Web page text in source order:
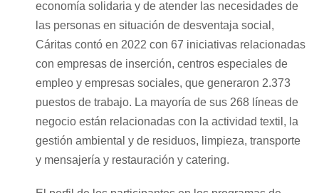
economía solidaria y de atender las necesidades de
las personas en situación de desventaja social,
Cáritas contó en 2022 con 67 iniciativas relacionadas
con empresas de inserción, centros especiales de
empleo y empresas sociales, que generaron 2.373
puestos de trabajo. La mayoría de sus 268 líneas de
negocio están relacionadas con la actividad textil, la
gestión ambiental y de residuos, limpieza, transporte
y mensajería y restauración y catering.